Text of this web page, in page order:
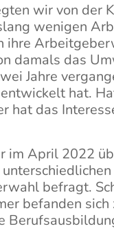
wir von der
wenigen
ihre
damals das
Jahre
hat.
hat das
im April 2022
befragt.
befanden